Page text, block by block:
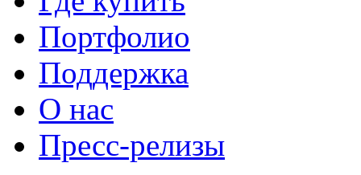
Портфолио
Поддержка
О нас
Пресс-релизы